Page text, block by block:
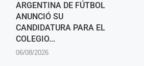
ARGENTINA DE FÚTBOL
ANUNCIÓ SU
CANDIDATURA PARA EL
COLEGIO...
06/08/2026